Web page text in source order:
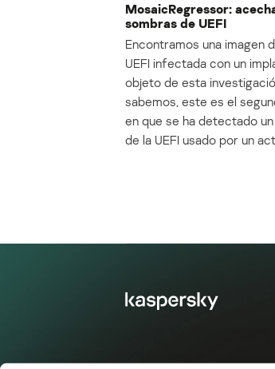
MosaicRegressor:
sombras de UEFI
Encontramos una imagen
UEFI infectada con un
objeto de esta
sabemos, este es el
en que se ha detectado
de la UEFI usado por un